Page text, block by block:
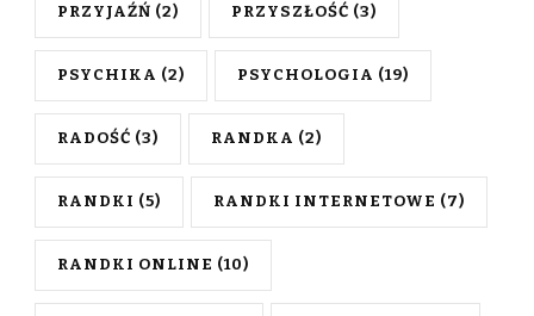
PRZYJAŹŃ (2) PRZYSZŁOŚĆ (3)
PSYCHIKA (2) PSYCHOLOGIA (19)
RADOŚĆ (3) RANDKA (2)
RANDKI (5) RANDKI INTERNETOWE (7)
RANDKI ONLINE (10)